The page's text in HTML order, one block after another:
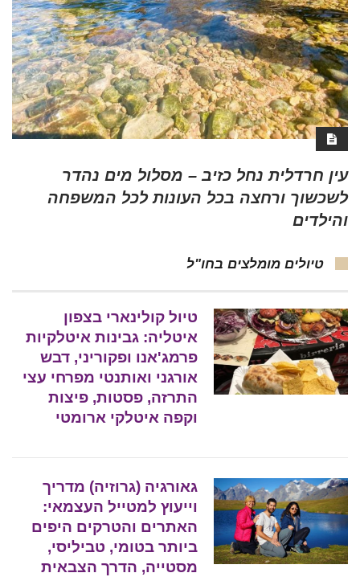
עין חרדלית נחל כזיב – מסלול מים נהדר
לשכשוך ורחצה בכל העונות לכל המשפחה
והילדים
טיולים מומלצים בחו"ל
טיול קולינארי בצפון
איטליה: גבינות איטלקיות
פרמג'אנו ופקוריני, דבש
אורגני ואותנטי מפרחי עצי
התרזה, פסטות, פיצות
וקפה איטלקי ארומטי
גאורגיה (גרוזיה) מדריך
וייעוץ למטייל העצמאי:
האתרים והטרקים היפים
ביותר בטומי, טביליסי,
מסטייה, הדרך הצבאית